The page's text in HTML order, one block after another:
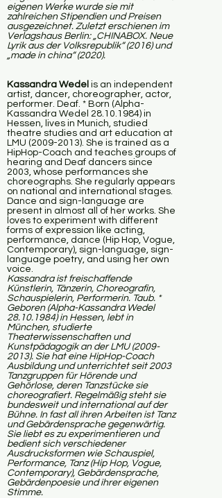
eigenen Werke wurde sie mit
zahlreichen Stipendien und Preisen
ausgezeichnet. Zuletzt erschienen im
Verlagshaus Berlin: „CHINABOX. Neue
Lyrik aus der Volksrepublik“ (2016) und
„made in china“ (2020).
Kassandra Wedel is an independent
artist, dancer, choreographer, actor,
performer. Deaf. * Born (Alpha-
Kassandra Wedel 28.10.1984) in
Hessen, lives in Munich, studied
theatre studies and art education at
LMU (2009-2013). She is trained as a
HipHop-Coach and teaches groups of
hearing and Deaf dancers since
2003, whose performances she
choreographs. She regularly appears
on national and international stages.
Dance and sign-language are
present in almost all of her works. She
loves to experiment with different
forms of expression like acting,
performance, dance (Hip Hop, Vogue,
Contemporary), sign-language, sign-
language poetry, and using her own
voice.
Kassandra ist freischaffende
Künstlerin, Tänzerin, Choreografin,
Schauspielerin, Performerin. Taub. *
Geboren (Alpha-Kassandra Wedel
28.10.1984)in Hessen, lebt in
München, studierte
Theaterwissenschaften und
Kunstpädagogik an der LMU (2009-
2013). Sie hat eine HipHop-Coach
Ausbildung und unterrichtet seit 2003
Tanzgruppen für Hörende und
Gehörlose, deren Tanzstücke sie
choreografiert. Regelmäßig steht sie
bundesweit und international auf der
Bühne. In fast all ihren Arbeiten ist Tanz
und Gebärdensprache gegenwärtig.
Sie liebt es zu experimentieren und
bedient sich verschiedener
Ausdrucksformen wie Schauspiel,
Performance, Tanz (Hip Hop, Vogue,
Contemporary), Gebärdensprache,
Gebärdenpoesie und ihrer eigenen
Stimme.